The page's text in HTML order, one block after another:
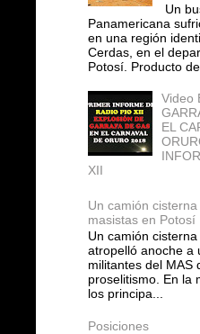
Un
Panamericana
en una región
Cerdas, en el
Potosí. Producto de
Video
EL
XII
Un camión
masistas en Potosí
Un camión
atropelló anoche a
militantes del MAS
proselitismo. En la
los principa...
Posiciones